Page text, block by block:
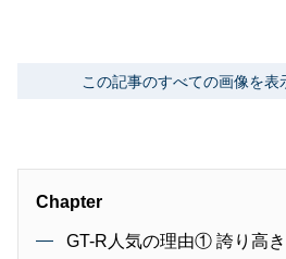
この記事のすべての画像を表
Chapter
GT-R人気の理由① 誇り高